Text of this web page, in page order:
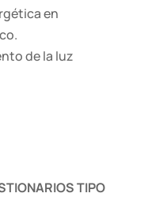
en
de la luz
TIPO